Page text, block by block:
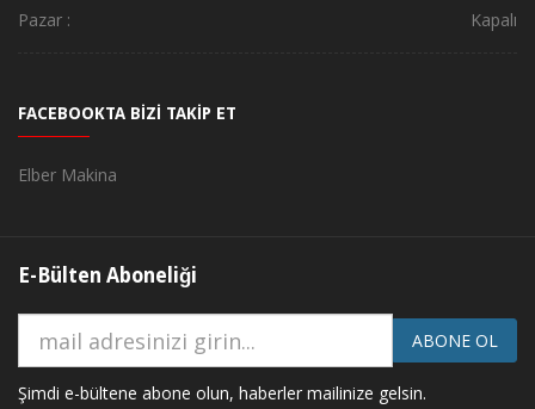
Pazar : Kapalı
FACEBOOKTA BİZİ TAKİP ET
Elber Makina
E-Bülten Aboneliği
ABONE OL
Şimdi e-bültene abone olun, haberler mailinize gelsin.